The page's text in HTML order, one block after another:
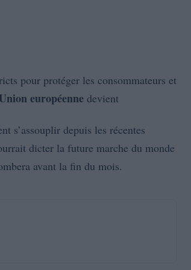
pour protéger les consommateurs et
Union européenne devient
s’assouplir depuis les récentes
dicter la future marche du monde
avant la fin du mois.